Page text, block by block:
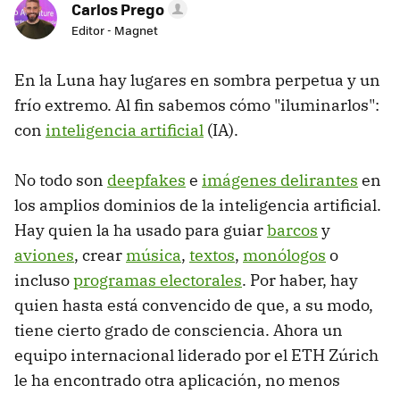
Carlos Prego
Editor - Magnet
En la Luna hay lugares en sombra perpetua y un
frío extremo. Al fin sabemos cómo "iluminarlos":
con inteligencia artificial (IA).
No todo son deepfakes e imágenes delirantes en
los amplios dominios de la inteligencia artificial.
Hay quien la ha usado para guiarbarcos y
aviones, crearmúsica, textos, monólogos o
inclusoprogramas electorales. Por haber, hay
quien hasta está convencido de que, a su modo,
tiene cierto grado de consciencia. Ahora un
equipo internacional liderado por el ETH Zúrich
le ha encontrado otra aplicación, no menos